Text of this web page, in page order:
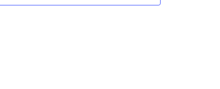
Navigation